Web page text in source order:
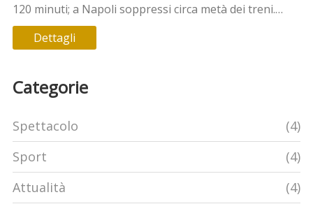
120 minuti; a Napoli soppressi circa metà dei treni.
Garantite le fasce del mattino 6-9. Possibili rimborsi e
cambio prenotazione senza costi.
Dettagli
Categorie
Spettacolo
(4)
Sport
(4)
Attualità
(4)